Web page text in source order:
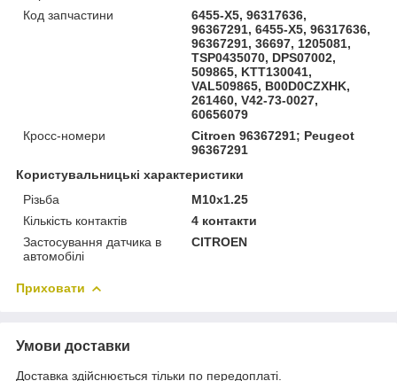
Код запчастини
6455-X5, 96317636,
96367291, 6455-X5, 96317636,
96367291, 36697, 1205081,
TSP0435070, DPS07002,
509865, KTT130041,
VAL509865, B00D0CZXHK,
261460, V42-73-0027,
60656079
Кросс-номери
Citroen 96367291; Peugeot
96367291
Користувальницькі характеристики
Різьба
M10x1.25
Кількість контактів
4 контакти
Застосування датчика в
автомобілі
CITROEN
Приховати
Умови доставки
Доставка здійснюється тільки по передоплаті.